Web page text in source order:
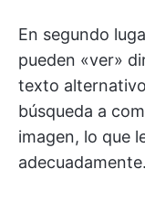
En segundo
pueden «ver»
texto
búsqueda a
imagen, lo que
adecuadamente.